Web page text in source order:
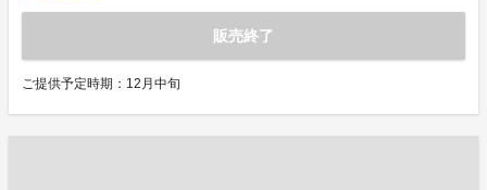
販売終了
ご提供予定時期：12月中旬